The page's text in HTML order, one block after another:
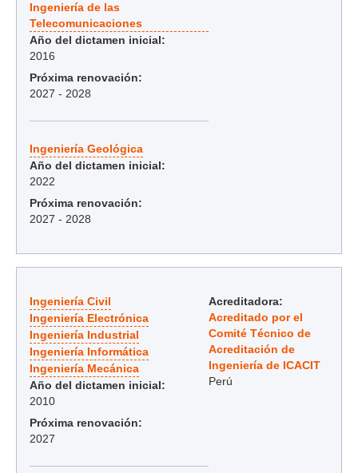
Ingeniería de las
Telecomunicaciones
Año del dictamen inicial:
2016
Próxima renovación:
2027 - 2028
Ingeniería Geológica
Año del dictamen inicial:
2022
Próxima renovación:
2027 - 2028
Ingeniería Civil
Ingeniería Electrónica
Ingeniería Industrial
Ingeniería Informática
Ingeniería Mecánica
Año del dictamen inicial:
2010
Próxima renovación:
2027
Acreditadora:
Acreditado por el
Comité Técnico de
Acreditación de
Ingeniería de ICACIT
Perú